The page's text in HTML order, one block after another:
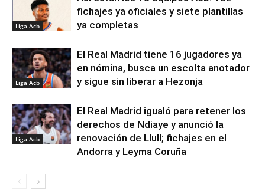
Liga Acb
fichajes ya oficiales y siete plantillas
ya completas
Liga Acb
El Real Madrid tiene 16 jugadores ya
en nómina, busca un escolta anotador
y sigue sin liberar a Hezonja
Liga Acb
El Real Madrid igualó para retener los
derechos de Ndiaye y anunció la
renovación de Llull; fichajes en el
Andorra y Leyma Coruña